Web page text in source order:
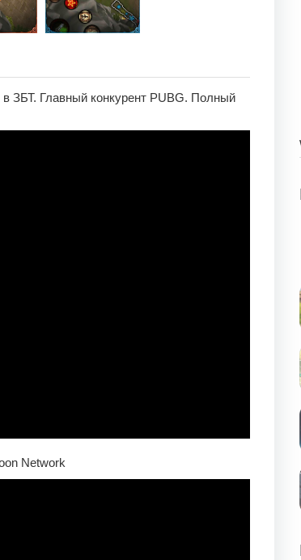
ЗБТ. Главный конкурент PUBG. Полный
Network